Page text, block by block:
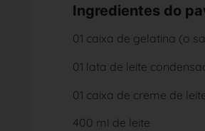
Ingredientes do
01 caixa de gelatina (o
01 lata de leite
01 caixa de creme de
400 ml de leite